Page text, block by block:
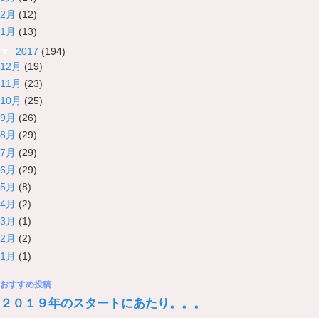
2月 (12)
1月 (13)
2017 (194)
12月 (19)
11月 (23)
10月 (25)
9月 (26)
8月 (29)
7月 (29)
6月 (29)
5月 (8)
4月 (2)
3月 (1)
2月 (2)
1月 (1)
おすすめ投稿
２０１９年のスタートにあたり。。。